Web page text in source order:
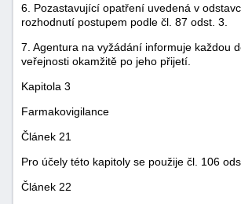
6. Pozastavující opatření uvedená v
rozhodnutí postupem podle čl. 87 odst. 3.
7. Agentura na vyžádání informuje každou
veřejnosti okamžitě po jeho přijetí.
Kapitola 3
Farmakovigilance
Článek 21
Pro účely této kapitoly se použije čl. 106
Článek 22